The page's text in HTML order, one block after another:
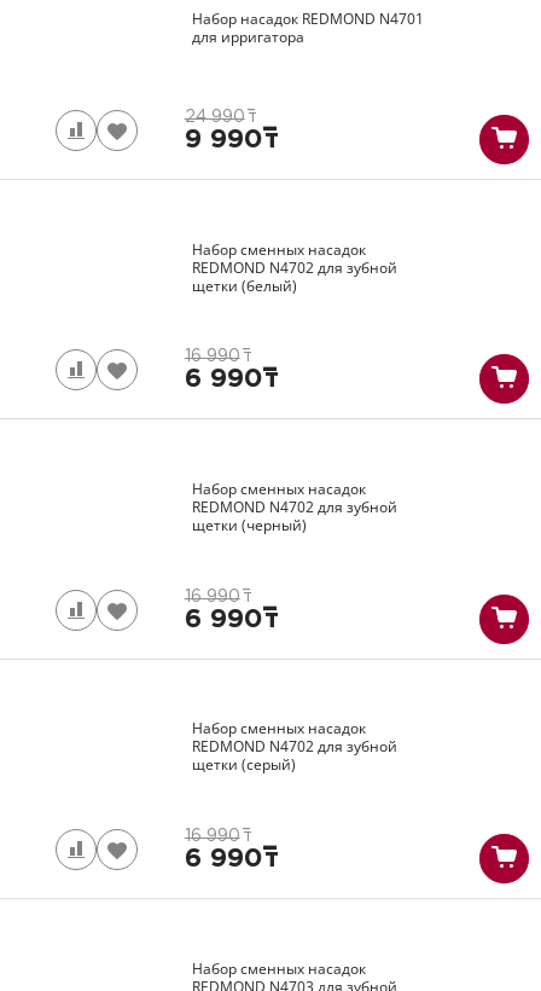
Набор насадок REDMOND N4701
для ирригатора
24 990 т
9 990т
Набор сменных насадок
REDMOND N4702для зубной
щетки (белый)
16 990 т
6 990т
Набор сменных насадок
REDMOND N4702для зубной
щетки (черный)
16 990 т
6 990т
Набор сменных насадок
REDMOND N4702для зубной
щетки (серый)
16 990 т
6 990т
Набор сменных насадок
REDMOND N4703 для зубной